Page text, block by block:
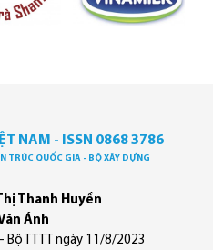
NAM - ISSN 0868 3786
TRÚC QUỐC GIA - BỘ XÂY DỰNG
Thanh Huyền
Ánh
Bộ TTTT ngày 11/8/2023